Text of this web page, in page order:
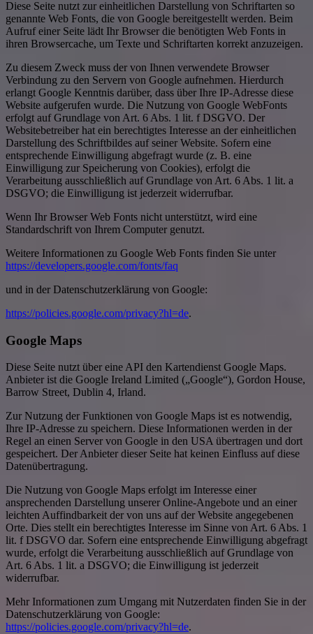
Diese Seite nutzt zur einheitlichen Darstellung von Schriftarten so
genannte Web Fonts, die von Google bereitgestellt werden. Beim
Aufruf einer Seite lädt Ihr Browser die benötigten Web Fonts in
ihren Browsercache, um Texte und Schriftarten korrekt anzuzeigen.
Zu diesem Zweck muss der von Ihnen verwendete Browser
Verbindung zu den Servern von Google aufnehmen. Hierdurch
erlangt Google Kenntnis darüber, dass über Ihre IP-Adresse diese
Website aufgerufen wurde. Die Nutzung von Google WebFonts
erfolgt auf Grundlage von Art. 6 Abs. 1 lit. f DSGVO. Der
Websitebetreiber hat ein berechtigtes Interesse an der einheitlichen
Darstellung des Schriftbildes auf seiner Website. Sofern eine
entsprechende Einwilligung abgefragt wurde (z. B. eine
Einwilligung zur Speicherung von Cookies), erfolgt die
Verarbeitung ausschließlich auf Grundlage von Art. 6 Abs. 1 lit. a
DSGVO; die Einwilligung ist jederzeit widerrufbar.
Wenn Ihr Browser Web Fonts nicht unterstützt, wird eine
Standardschrift von Ihrem Computer genutzt.
Weitere Informationen zu Google Web Fonts finden Sie unter
https://developers.google.com/fonts/faq
und in der Datenschutzerklärung von Google:
https://policies.google.com/privacy?hl=de.
Google Maps
Diese Seite nutzt über eine API den Kartendienst Google Maps.
Anbieter ist die Google Ireland Limited („Google“), Gordon House,
Barrow Street, Dublin 4, Irland.
Zur Nutzung der Funktionen von Google Maps ist es notwendig,
Ihre IP-Adresse zu speichern. Diese Informationen werden in der
Regel an einen Server von Google in den USA übertragen und dort
gespeichert. Der Anbieter dieser Seite hat keinen Einfluss auf diese
Datenübertragung.
Die Nutzung von Google Maps erfolgt im Interesse einer
ansprechenden Darstellung unserer Online-Angebote und an einer
leichten Auffindbarkeit der von uns auf der Website angegebenen
Orte. Dies stellt ein berechtigtes Interesse im Sinne von Art. 6 Abs. 1
lit. f DSGVO dar. Sofern eine entsprechende Einwilligung abgefragt
wurde, erfolgt die Verarbeitung ausschließlich auf Grundlage von
Art. 6 Abs. 1 lit. a DSGVO; die Einwilligung ist jederzeit
widerrufbar.
Mehr Informationen zum Umgang mit Nutzerdaten finden Sie in der
Datenschutzerklärung von Google:
https://policies.google.com/privacy?hl=de.